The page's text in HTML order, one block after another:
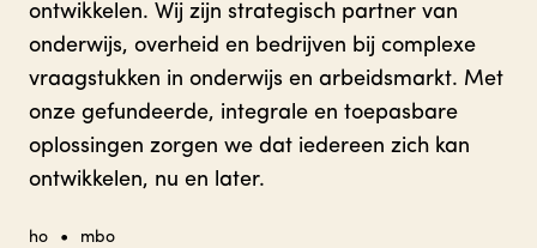
ontwikkelen. Wij zijn strategisch partner van
onderwijs, overheid en bedrijven bij complexe
vraagstukken in onderwijs en arbeidsmarkt. Met
onze gefundeerde, integrale en toepasbare
oplossingen zorgen we dat iedereen zich kan
ontwikkelen, nu en later.
ho • mbo